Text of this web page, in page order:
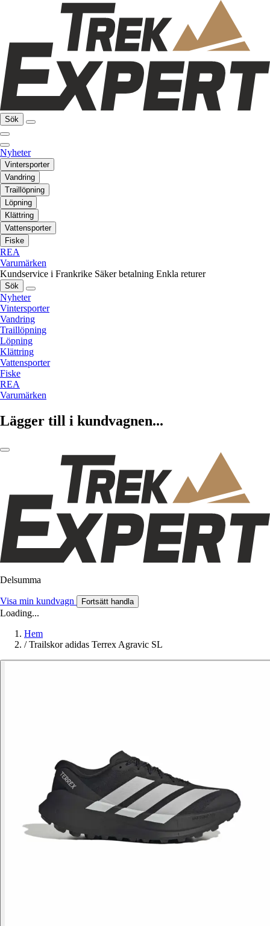
Sök
Nyheter
Vintersporter
Vandring
Traillöpning
Löpning
Klättring
Vattensporter
Fiske
REA
Varumärken
Kundservice i Frankrike Säker betalning Enkla returer
Sök
Nyheter
Vintersporter
Vandring
Traillöpning
Löpning
Klättring
Vattensporter
Fiske
REA
Varumärken
Lägger till i kundvagnen...
Delsumma
Visa min kundvagn Fortsätt handla
Loading...
Hem
/ Trailskor adidas Terrex Agravic SL